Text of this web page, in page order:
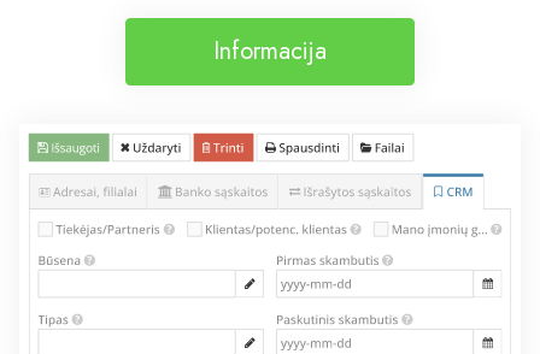
Informacija